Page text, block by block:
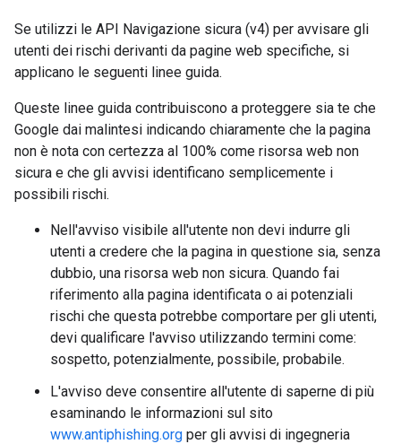
Se utilizzi le API Navigazione sicura (v4) per avvisare gli
utenti dei rischi derivanti da pagine web specifiche, si
applicano le seguenti linee guida.
Queste linee guida contribuiscono a proteggere sia te che
Google dai malintesi indicando chiaramente che la pagina
non è nota con certezza al 100% come risorsa web non
sicura e che gli avvisi identificano semplicemente i
possibili rischi.
Nell'avviso visibile all'utente non devi indurre gli
utenti a credere che la pagina in questione sia, senza
dubbio, una risorsa web non sicura. Quando fai
riferimento alla pagina identificata o ai potenziali
rischi che questa potrebbe comportare per gli utenti,
devi qualificare l'avviso utilizzando termini come:
sospetto, potenzialmente, possibile, probabile.
L'avviso deve consentire all'utente di saperne di più
esaminando le informazioni sul sito
www.antiphishing.org per gli avvisi di ingegneria